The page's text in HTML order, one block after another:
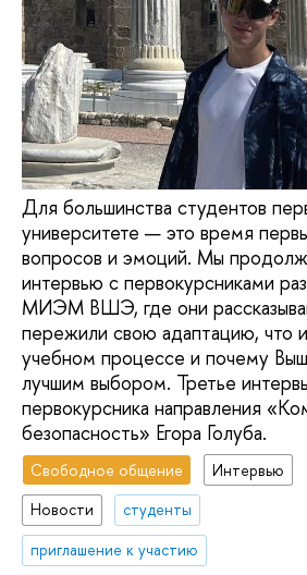
Для большинства студентов
университете — это время
вопросов и эмоций. Мы
интервью с первокурсниками
МИЭМ ВШЭ, где они
пережили свою адаптацию, что
учебном процессе и почему
лучшим выбором. Третье
первокурсника направления
безопасность» Егора Голуба.
Свободное общение
Интервью
Новости
студенты
приглашение к участию